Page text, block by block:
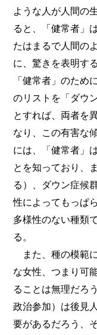
ような人が人間の
ると、「健常者」
たはまるで人間の
に、驚きを表明す
「健常者」のため
のリストを「ダウ
とすれば、両者を
なり、この有害な
には、「健常者」
とを知っており、
る）、ダウン症候
性によってもっぱ
多様性のない種類
る。
また、種の模範
な女性、つまり可
ることは無理だろ
政治参加）は後見
要があるだろう、